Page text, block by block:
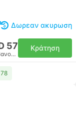
Δωρεαν ακυρωση
57
όχημα, όλα συμπεριλαμβανομένου
Κράτηση